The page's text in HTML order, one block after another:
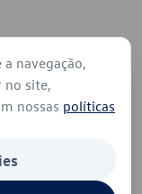
navegação,
no site,
nossas políticas